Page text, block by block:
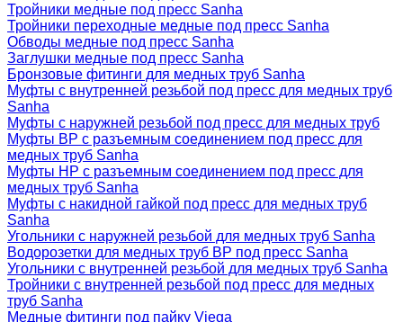
Тройники медные под пресс Sanha
Тройники переходные медные под пресс Sanha
Обводы медные под пресс Sanha
Заглушки медные под пресс Sanha
Бронзовые фитинги для медных труб Sanha
Муфты с внутренней резьбой под пресс для медных труб
Sanha
Муфты с наружней резьбой под пресс для медных труб
Муфты ВР с разъемным соединением под пресс для
медных труб Sanha
Муфты НР с разъемным соединением под пресс для
медных труб Sanha
Муфты с накидной гайкой под пресс для медных труб
Sanha
Угольники с наружней резьбой для медных труб Sanha
Водорозетки для медных труб ВР под пресс Sanha
Угольники с внутренней резьбой для медных труб Sanha
Тройники с внутренней резьбой под пресс для медных
труб Sanha
Медные фитинги под пайку Viega